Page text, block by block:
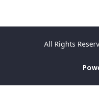
All Rights